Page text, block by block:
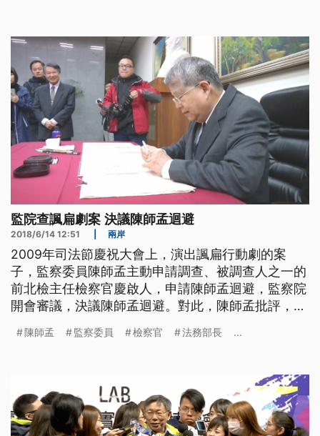
權，影響社會輿論，因此就任監委後,立刻申請調
查。前台北地檢署主任檢察官慶啟人
監院查諷扁劇案 決議陳師孟迴避
2018/6/14 12:51 兩岸
2009年司法節慶祝大會上，演出諷扁行動劇的案
子，監察委員陳師孟主動申請調查、被調查人之一的
前北檢主任檢察官慶啟人，申請陳師孟迴避，監察院
開會審議，決議陳師孟迴避。對此，陳師孟批評，這
經過，這齣9年前在司法節慶祝大會上，演出的舞台
權，影響社會輿論，因此就任監委後,立刻申請調
查。前台北地檢署主任檢察官慶啟人
陳師孟 監察委員 檢察官 法務部長 ...